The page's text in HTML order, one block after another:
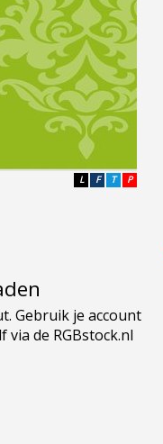
P
T
F
L